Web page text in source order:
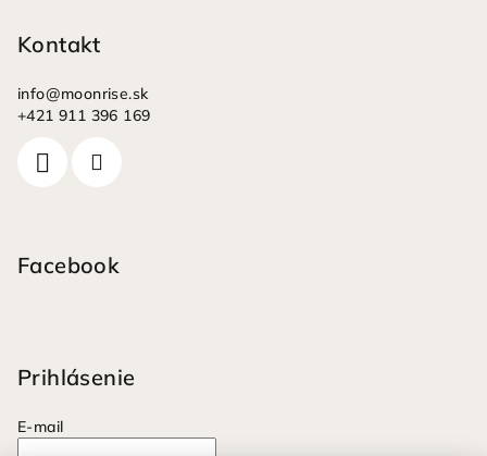
Kontakt
info@moonrise.sk
+421 911 396 169
Facebook
Prihlásenie
E-mail